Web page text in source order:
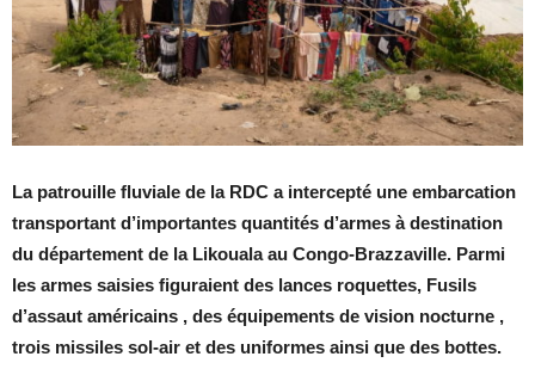
La patrouille fluviale de la RDC a intercepté une embarcation
transportant d’importantes quantités d’armes à destination
du département de la Likouala au Congo-Brazzaville. Parmi
les armes saisies figuraient des lances roquettes, Fusils
d’assaut américains , des équipements de vision nocturne ,
trois missiles sol-air et des uniformes ainsi que des bottes.